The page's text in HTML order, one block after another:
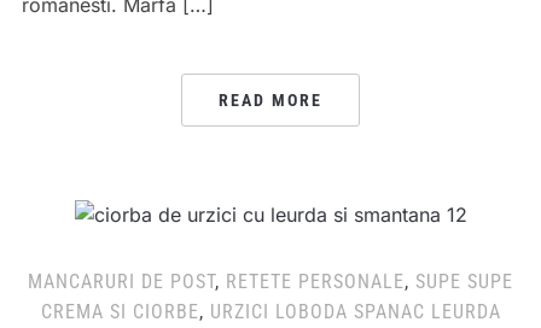
READ MORE
MANCARURI DE POST, RETETE PERSONALE, SUPE SUPE
CREMA SI CIORBE, URZICI LOBODA SPANAC LEURDA